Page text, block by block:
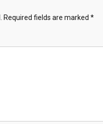
Required fields are marked *